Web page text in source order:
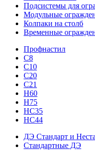
Подсистемы для
Модульные
Колпаки на столб
Временные
Профнастил
С8
С10
С20
С21
H60
H75
HС35
НС44
ДЭ Стандарт и
Стандартные ДЭ